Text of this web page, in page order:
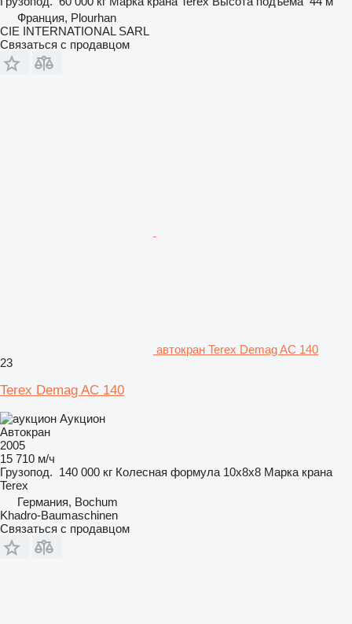
Франция, Plourhan
CIE INTERNATIONAL SARL
Связаться с продавцом
автокран Terex Demag AC 140
23
Terex Demag AC 140
Аукцион
Автокран
2005
15 710 м/ч
Грузопод. 140 000 кг Колесная формула 10x8x8 Марка крана
Terex
Германия, Bochum
Khadro-Baumaschinen
Связаться с продавцом